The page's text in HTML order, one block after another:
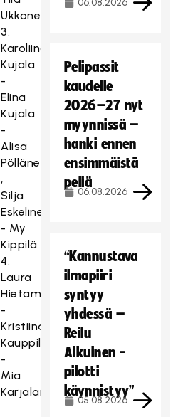
Ukkonen
3.
Karoliina
Kujala
-
Elina
Kujala
-
Alisa
Pöllänen
,
Silja
Eskelinen
- My
Kippilä
4.
Laura
Hietamäki
-
Kristiina
Kauppila
-
Mia
Karjalainen
06.08.2026
Pelipassit
kaudelle
2026–27 nyt
myynnissä –
hanki ennen
ensimmäistä
peliä
06.08.2026
“Kannustava
ilmapiiri
syntyy
yhdessä –
Reilu
Aikuinen -
pilotti
käynnistyy”
05.08.2026